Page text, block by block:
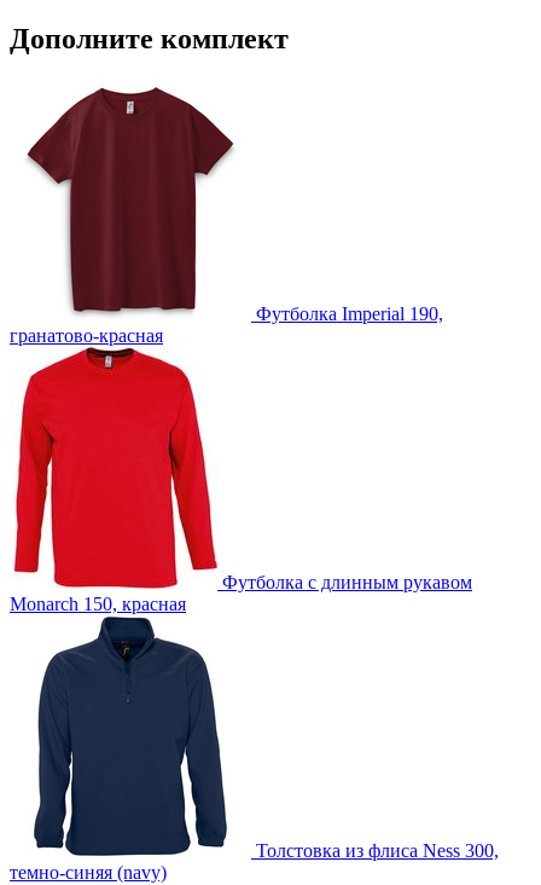
Дополните комплект
Футболка Imperial 190,
гранатово-красная
Футболка с длинным рукавом
Monarch 150, красная
Толстовка из флиса Ness 300,
темно-синяя (navy)